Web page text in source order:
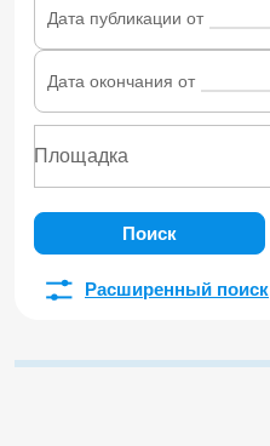
Дата публикации от
Дата окончания от
Поиск
Расширенный поиск